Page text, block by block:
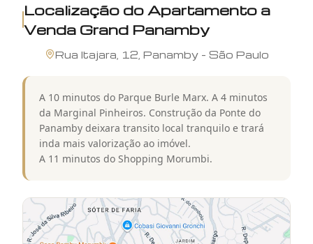
Localização do Apartamento a
Venda Grand Panamby
Rua Itajara 12 Panamby- São Paulo
A 10 minutos do Parque Burle Marx. A 4 minutos
da Marginal Pinheiros. Construção da Ponte do
Panamby deixara transito local tranquilo e trará
inda mais valorização ao imóvel.
A 11 minutos do Shopping Morumbi.